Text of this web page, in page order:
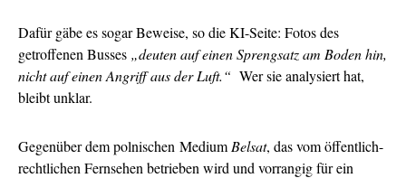
Dafür gäbe es sogar Beweise, so die KI-Seite: Fotos des
getroffenen Busses „deuten auf einen Sprengsatz am Boden hin,
nicht auf einen Angriff aus der Luft.“ Wer sie analysiert hat,
bleibt unklar.
Gegenüber dem polnischen Medium Belsat, das vom öffentlich-
rechtlichen Fernsehen betrieben wird und vorrangig für ein